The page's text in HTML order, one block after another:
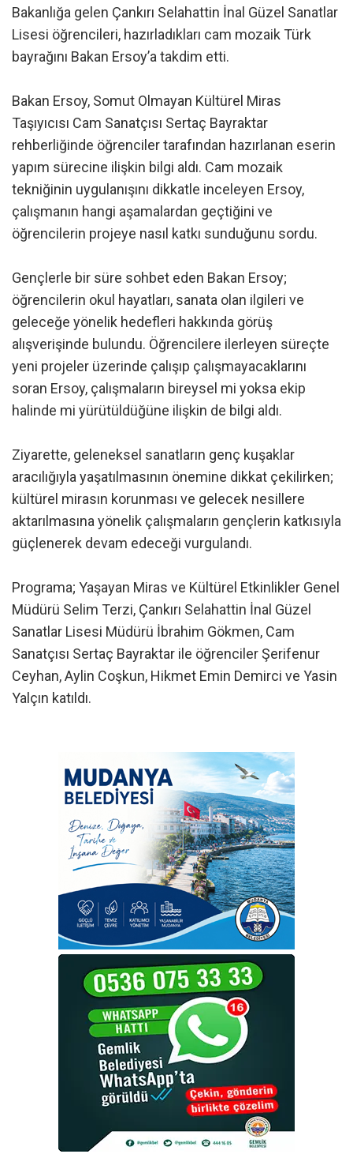
Bakanlığa gelen Çankırı Selahattin İnal Güzel Sanatlar
Lisesi öğrencileri, hazırladıkları cam mozaik Türk
bayrağını Bakan Ersoy’a takdim etti.
Bakan Ersoy, Somut Olmayan Kültürel Miras
Taşıyıcısı Cam Sanatçısı Sertaç Bayraktar
rehberliğinde öğrenciler tarafından hazırlanan eserin
yapım sürecine ilişkin bilgi aldı. Cam mozaik
tekniğinin uygulanışını dikkatle inceleyen Ersoy,
çalışmanın hangi aşamalardan geçtiğini ve
öğrencilerin projeye nasıl katkı sunduğunu sordu.
Gençlerle bir süre sohbet eden Bakan Ersoy;
öğrencilerin okul hayatları, sanata olan ilgileri ve
geleceğe yönelik hedefleri hakkında görüş
alışverişinde bulundu. Öğrencilere ilerleyen süreçte
yeni projeler üzerinde çalışıp çalışmayacaklarını
soran Ersoy, çalışmaların bireysel mi yoksa ekip
halinde mi yürütüldüğüne ilişkin de bilgi aldı.
Ziyarette, geleneksel sanatların genç kuşaklar
aracılığıyla yaşatılmasının önemine dikkat çekilirken;
kültürel mirasın korunması ve gelecek nesillere
aktarılmasına yönelik çalışmaların gençlerin katkısıyla
güçlenerek devam edeceği vurgulandı.
Programa; Yaşayan Miras ve Kültürel Etkinlikler Genel
Müdürü Selim Terzi, Çankırı Selahattin İnal Güzel
Sanatlar Lisesi Müdürü İbrahim Gökmen, Cam
Sanatçısı Sertaç Bayraktar ile öğrenciler Şerifenur
Ceyhan, Aylin Coşkun, Hikmet Emin Demirci ve Yasin
Yalçın katıldı.